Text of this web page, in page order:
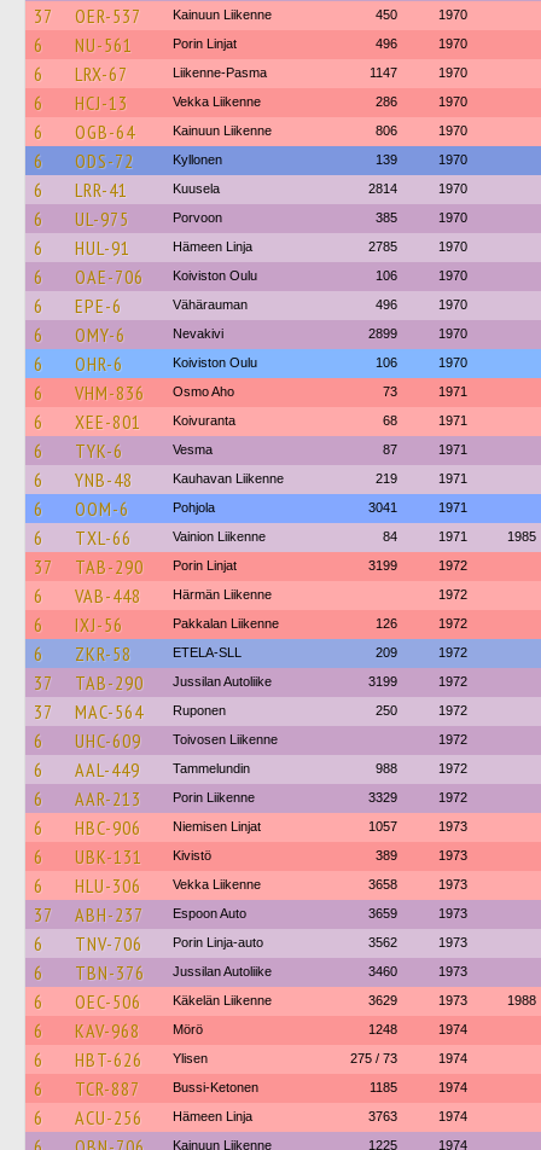
37 OER-537 Kainuun Liikenne 450 1970
6 NU-561 Porin Linjat 496 1970
6 LRX-67 Liikenne-Pasma 1147 1970
6 HCJ-13 Vekka Liikenne 286 1970
6 OGB-64 Kainuun Liikenne 806 1970
6 ODS-72 Kyllonen 139 1970
6 LRR-41 Kuusela 2814 1970
6 UL-975 Porvoon 385 1970
6 HUL-91 Hämeen Linja 2785 1970
6 OAE-706 Koiviston Oulu 106 1970
6 EPE-6 Vähärauman 496 1970
6 OMY-6 Nevakivi 2899 1970
6 OHR-6 Koiviston Oulu 106 1970
6 VHM-836 Osmo Aho 73 1971
6 XEE-801 Koivuranta 68 1971
6 TYK-6 Vesma 87 1971
6 YNB-48 Kauhavan Liikenne 219 1971
6 OOM-6 Pohjola 3041 1971
6 TXL-66 Vainion Liikenne 84 1971 1985
37 TAB-290 Porin Linjat 3199 1972
6 VAB-448 Härmän Liikenne 1972
6 IXJ-56 Pakkalan Liikenne 126 1972
6 ZKR-58 ETELA-SLL 209 1972
37 TAB-290 Jussilan Autoliike 3199 1972
37 MAC-564 Ruponen 250 1972
6 UHC-609 Toivosen Liikenne 1972
6 AAL-449 Tammelundin 988 1972
6 AAR-213 Porin Liikenne 3329 1972
6 HBC-906 Niemisen Linjat 1057 1973
6 UBK-131 Kivistö 389 1973
6 HLU-306 Vekka Liikenne 3658 1973
37 ABH-237 Espoon Auto 3659 1973
6 TNV-706 Porin Linja-auto 3562 1973
6 TBN-376 Jussilan Autoliike 3460 1973
6 OEC-506 Käkelän Liikenne 3629 1973 1988
6 KAV-968 Mörö 1248 1974
6 HBT-626 Ylisen 275 / 73 1974
6 TCR-887 Bussi-Ketonen 1185 1974
6 ACU-256 Hämeen Linja 3763 1974
Kainuun Liikenne 1225 1974